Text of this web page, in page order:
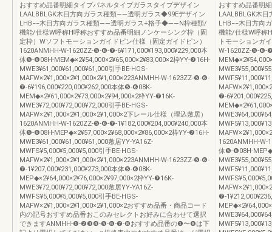
おすすめ品番明細タイプパネルタイプガラスタイプデザイン
LAALBBLGK木目方向ガラス種類――透明ガラス◆99Eデザイン
LHB−−木目方向ガラス種類――透明ガラス+格子◆――N枠種類/
機能/仕様W呼称H呼称おすすめ品番明細ノンケーシング枠（固
定枠）Wソフトモーションガイドピン仕様（固定ガイドピン）
1620ANMHH-W-1620ZZ-❺-❻-❼-6¥171,000¥193,000¥229,000本
体❺-❻08H-MEM◆×2¥54,000×2¥65,000×2¥83,000×2枠YY-❼16H-
MWE3¥61,000¥61,000¥61,000引手BE-HGS-
MAFW×2¥1,000×2¥1,000×2¥1,000×223ANMHH-W-1623ZZ-❺-❻-
❼-6¥196,000¥220,000¥262,000本体❺-❻08K-
MEM◆×2¥61,000×2¥73,000×2¥94,000×2枠YY-❼16K-
MWE3¥72,000¥72,000¥72,000引手BE-HGS-
MAFW×2¥1,000×2¥1,000×2¥1,000×2下レール仕様（埋込敷居）
1620ANMHH-W-1620ZZ-❺-❻-❼-1¥182,000¥204,000¥240,000本
体❺-❻08H-MEP◆×2¥57,000×2¥68,000×2¥86,000×2枠YY-❼16H-
MWE3¥61,000¥61,000¥61,000敷居YY-YA16Z-
MWFS¥5,000¥5,000¥5,000引手BE-HGS-
MAFW×2¥1,000×2¥1,000×2¥1,000×223ANMHH-W-1623ZZ-❺-❻-
❼-1¥207,000¥231,000¥273,000本体❺-❻08K-
MEP◆×2¥64,000×2¥76,000×2¥97,000×2枠YY-❼16K-
MWE3¥72,000¥72,000¥72,000敷居YY-YA16Z-
MWFS¥5,000¥5,000¥5,000引手BE-HGS-
MAFW×2¥1,000×2¥1,000×2¥1,000×2おすすめ品番・商品コード
内の記号おすすめ品番おこのみセレクトお好みに合わせて選択
できますANMHH-❶-❷❸❹-❺-❻-❼-❽おすすめ品番の❶〜❽は下
おすすめ品番明
LAALBBLGK木
LHB−−木目方向
機能/仕様W呼称
トモーションガ
W-1620ZZ-❺-❻-
❼-
1620ANMHH-W-
体❺-❻08H-
❼-